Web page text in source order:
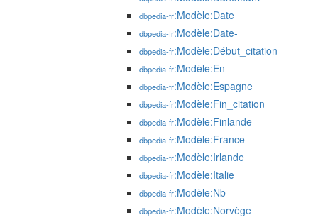
dbpedia-fr:Modèle:Date
dbpedia-fr:Modèle:Date-
dbpedia-fr:Modèle:Début_citation
dbpedia-fr:Modèle:En
dbpedia-fr:Modèle:Espagne
dbpedia-fr:Modèle:Fin_citation
dbpedia-fr:Modèle:Finlande
dbpedia-fr:Modèle:France
dbpedia-fr:Modèle:Irlande
dbpedia-fr:Modèle:Italie
dbpedia-fr:Modèle:Nb
dbpedia-fr:Modèle:Norvège